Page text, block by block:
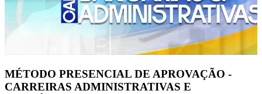
MÉTODO PRESENCIAL DE APROVAÇÃO -
CARREIRAS ADMINISTRATIVAS E